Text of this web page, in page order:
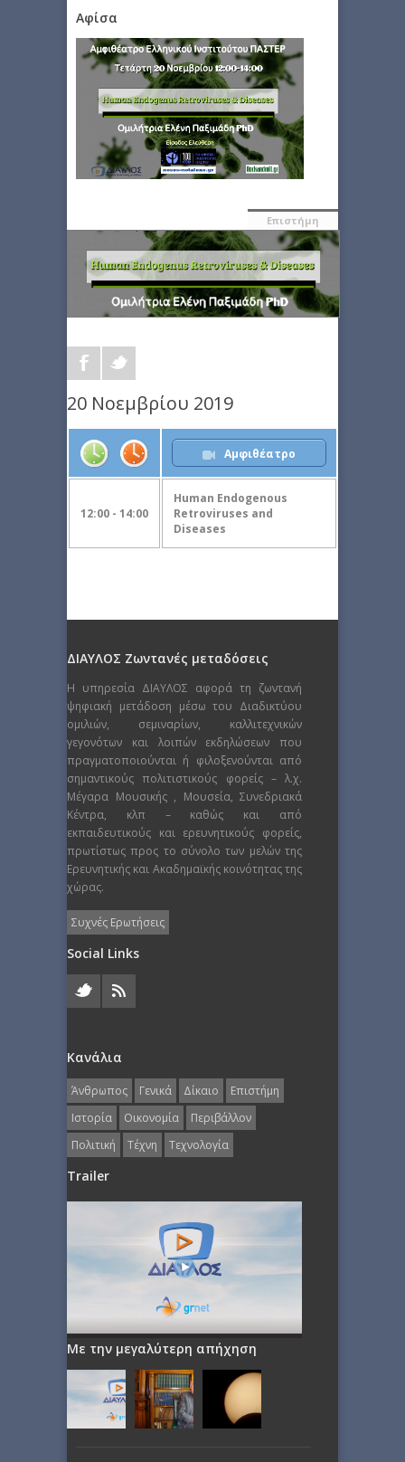
Αφίσα
Επιστήμη
20 Νοεμβρίου 2019
Αμφιθέατρο
12:00 - 14:00
Human Endogenous
Retroviruses and
Diseases
ΔΙΑΥΛΟΣ Ζωντανές μεταδόσεις
Η υπηρεσία ΔΙΑΥΛΟΣ αφορά τη ζωντανή
ψηφιακή μετάδοση μέσω του Διαδικτύου
ομιλιών, σεμιναρίων, καλλιτεχνικών
γεγονότων και λοιπών εκδηλώσεων που
πραγματοποιούνται ή φιλοξενούνται από
σημαντικούς πολιτιστικούς φορείς – λ.χ.
Μέγαρα Μουσικής , Μουσεία, Συνεδριακά
Κέντρα, κλπ – καθώς και από
εκπαιδευτικούς και ερευνητικούς φορείς,
πρωτίστως προς το σύνολο των μελών της
Ερευνητικής και Ακαδημαϊκής κοινότητας της
χώρας.
Συχνές Ερωτήσεις
Social Links
Κανάλια
Άνθρωπος Γενικά Δίκαιο
Επιστήμη
Ιστορία
Οικονομία
Περιβάλλον
Πολιτική
Τέχνη Τεχνολογία
Trailer
Με την μεγαλύτερη απήχηση